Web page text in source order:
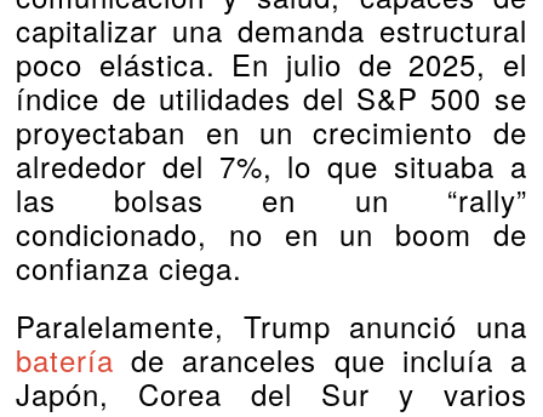
capitalizar una demanda estructural
poco elástica. En julio de 2025, el
índice de utilidades del S&P 500 se
proyectaban en un crecimiento de
alrededor del 7%, lo que situaba a
las bolsas en un “rally”
condicionado, no en un boom de
confianza ciega.
Paralelamente, Trump anunció una
batería de aranceles que incluía a
Japón, Corea del Sur y varios